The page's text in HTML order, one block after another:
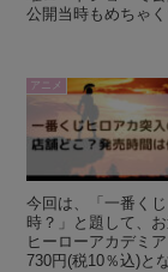
公開当時もめちゃく
アニメ
今回は、「一番く
時？」と題して、
ヒーローアカデミ
730円(税10％込)と